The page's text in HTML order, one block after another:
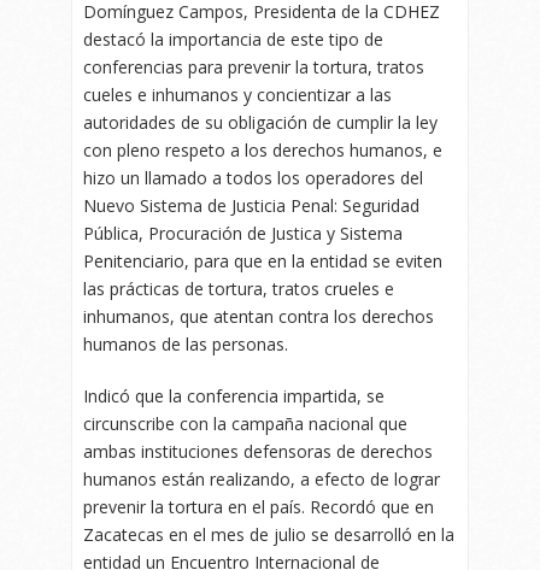
Domínguez Campos, Presidenta de la CDHEZ
destacó la importancia de este tipo de
conferencias para prevenir la tortura, tratos
cueles e inhumanos y concientizar a las
autoridades de su obligación de cumplir la ley
con pleno respeto a los derechos humanos, e
hizo un llamado a todos los operadores del
Nuevo Sistema de Justicia Penal: Seguridad
Pública, Procuración de Justica y Sistema
Penitenciario, para que en la entidad se eviten
las prácticas de tortura, tratos crueles e
inhumanos, que atentan contra los derechos
humanos de las personas.
Indicó que la conferencia impartida, se
circunscribe con la campaña nacional que
ambas instituciones defensoras de derechos
humanos están realizando, a efecto de lograr
prevenir la tortura en el país. Recordó que en
Zacatecas en el mes de julio se desarrolló en la
entidad un Encuentro Internacional de